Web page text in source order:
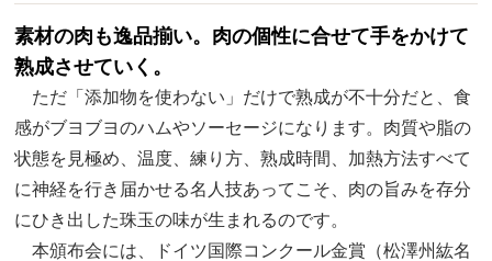
素材の肉も逸品揃い。肉の個性に合せて手をかけて
熟成させていく。
ただ「添加物を使わない」だけで熟成が不十分だと、食
感がブヨブヨのハムやソーセージになります。肉質や脂の
状態を見極め、温度、練り方、熟成時間、加熱方法すべて
に神経を行き届かせる名人技あってこそ、肉の旨みを存分
にひき出した珠玉の味が生まれるのです。
本頒布会には、ドイツ国際コンクール金賞（松澤州紘名